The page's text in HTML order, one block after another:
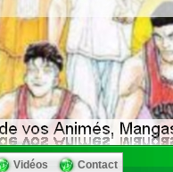
Vidéos Contact